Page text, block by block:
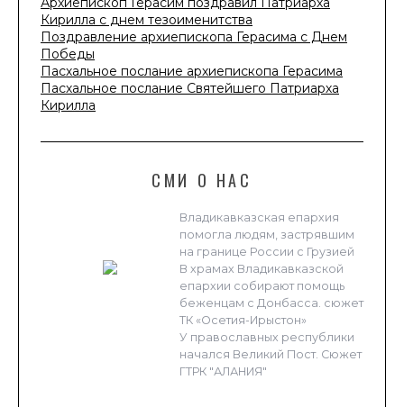
Кирилла с днем тезоименитства
Поздравление архиепископа Герасима с Днем
Победы
Пасхальное послание архиепископа Герасима
Пасхальное послание Святейшего Патриарха
Кирилла
СМИ О НАС
Владикавказская епархия
помогла людям, застрявшим
на границе России с Грузией
В храмах Владикавказской
епархии собирают помощь
беженцам с Донбасса. сюжет
ТК «Осетия-Ирыстон»
У православных республики
начался Великий Пост. Сюжет
ГТРК "АЛАНИЯ"